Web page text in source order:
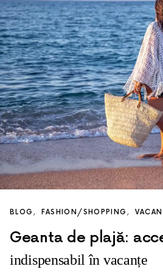
BLOG FASHION/SHOPPING
Geanta de plajă:
indispensabil în vacanțe